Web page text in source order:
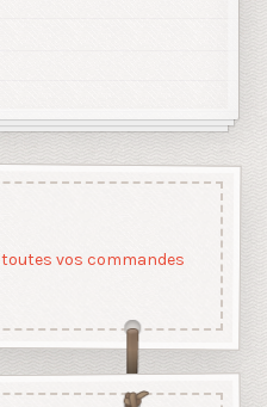
vos commandes